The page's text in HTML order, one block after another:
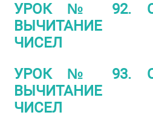
УРОК № 92.
ВЫЧИТАНИЕ
ЧИСЕЛ
УРОК № 93.
ВЫЧИТАНИЕ
ЧИСЕЛ